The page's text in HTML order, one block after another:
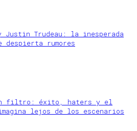
Justin Trudeau: la inesperada
despierta rumores
filtro: éxito, haters y el
lejos de los escenarios